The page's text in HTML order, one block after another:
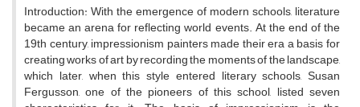
Introduction: With the emergence of modern schools, literature
became an arena for reflecting world events. At the end of the
19th century, impressionism painters made their era a basis for
creating works of art by recording the moments of the landscape,
which later, when this style entered literary schools, Susan
Fergusson, one of the pioneers of this school, listed seven